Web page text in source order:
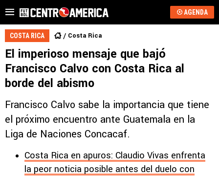
AGENDA
COSTA RICA Costa Rica
El imperioso mensaje que bajó
Francisco Calvo con Costa Rica al
borde del abismo
Francisco Calvo sabe la importancia que tiene
el próximo encuentro ante Guatemala en la
Liga de Naciones Concacaf.
Costa Rica en apuros: Claudio Vivas enfrenta
la peor noticia posible antes del duelo con